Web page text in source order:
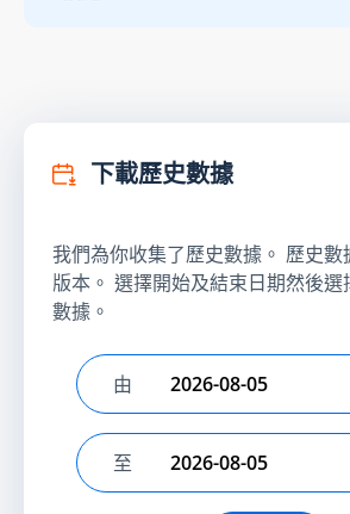
下載歷史數據
我們為你收集了歷史數據。 歷史
版本。 選擇開始及結束日期然後選
數據。
選擇開始日期
由
選擇結束日期
至